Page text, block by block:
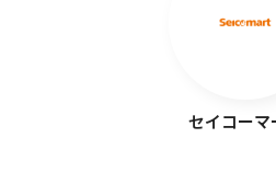
セイコーマ